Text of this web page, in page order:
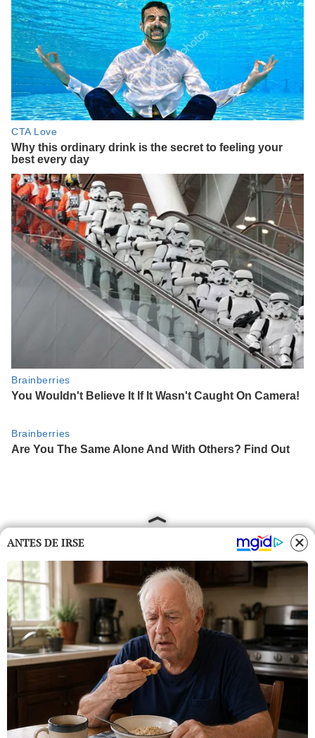
ANTES DE IRSE